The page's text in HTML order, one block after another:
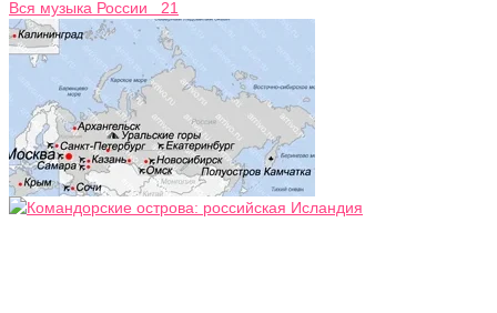
Вся музыка России 21